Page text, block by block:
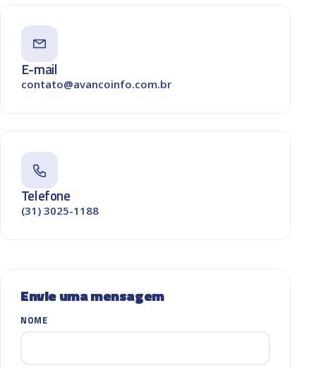
E-mail
contato@avancoinfo.com.br
Telefone
(31) 3025-1188
Envie uma mensagem
NOME